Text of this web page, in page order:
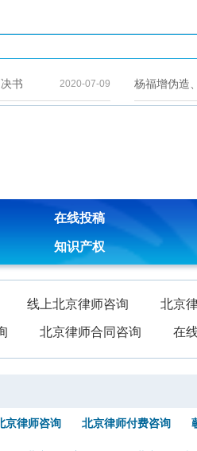
书 2020-07-09 杨福增伪造
在线投稿
知识产权
线上北京律师咨询 北京
北京律师合同咨询 在
京律师咨询 北京律师付费咨询